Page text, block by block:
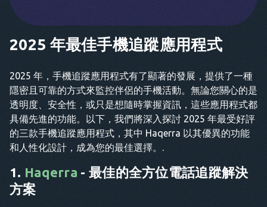
2025 年最佳手機追蹤應用程式
2025 年，手機追蹤應用程式有了顯著的發展，提供了一種
隱密且可靠的方式來監控伴侶的手機活動。無論您關心的是
透明度、安全性，或只是想隨時掌握資訊，這些應用程式都
具備先進的功能。以下，我們將深入探討 2025 年最受好評
的三款手機追蹤應用程式，其中 Haqerra 以其優異的功能
和人性化設計，成為您的最佳選擇。.
1. Haqerra - 最佳的全方位電話追蹤解決
方案